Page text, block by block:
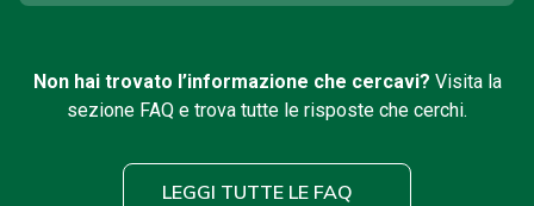
Non hai trovato l’informazione che cercavi? Visita la
sezione FAQ e trova tutte le risposte che cerchi.
LEGGI TUTTE LE FAQ